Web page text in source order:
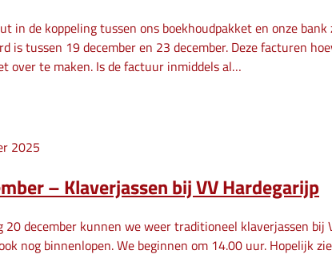
in de koppeling tussen ons boekhoudpakket en onze
is tussen 19 december en 23 december. Deze facturen
over te maken. Is de factuur inmiddels al…
2025
– Klaverjassen bij VV Hardegarijp
20 december kunnen we weer traditioneel klaverjassen
nog binnenlopen. We beginnen om 14.00 uur. Hopelijk